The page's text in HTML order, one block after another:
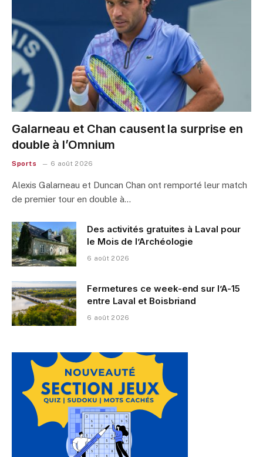
Galarneau et Chan causent la surprise en
double à l’Omnium
Sports 6 août 2026
Alexis Galarneau et Duncan Chan ont remporté leur match
de premier tour en double à…
Des activités gratuites à Laval pour
le Mois de l’Archéologie
6 août 2026
Fermetures ce week-end sur l’A-15
entre Laval et Boisbriand
6 août 2026